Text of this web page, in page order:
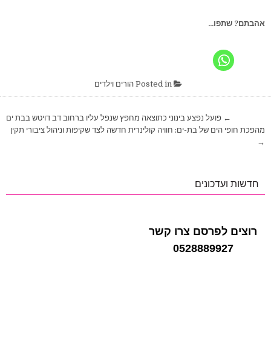
אהבתם? שתפו...
הורים וילדים
← פועל נפצע בינוני כתוצאה מחפץ שנפל עליו ברחוב דב דויטש בבת ים
מהפכת חופי הים של בת-ים: חוויה קולינרית חדשה לצד שקיפות וניהול ציבורי תקין
→
חדשות ועדכונים
רוצים לפרסם צרו קשר
0528889927